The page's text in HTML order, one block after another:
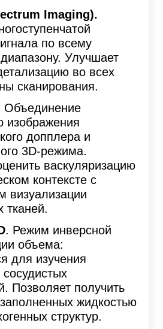
Imaging).
по всему
Улучшает
во всех
сканирования.
Объединение
изображения
допплера и
3D-режима.
васкуляризацию
контексте с
визуализации
тканей.
. Режим инверсной
объема:
для изучения
сосудистых
Позволяет получить
жидкостью
структур.